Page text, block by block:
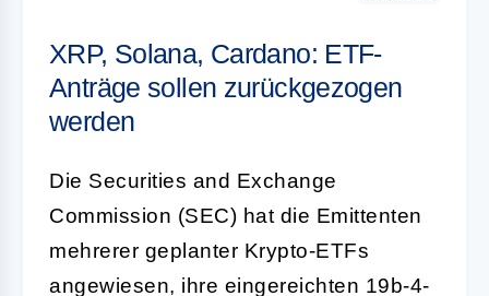
XRP, Solana, Cardano: ETF-
Anträge sollen zurückgezogen
werden
Die Securities and Exchange
Commission (SEC) hat die Emittenten
mehrerer geplanter Krypto-ETFs
angewiesen, ihre eingereichten 19b-4-